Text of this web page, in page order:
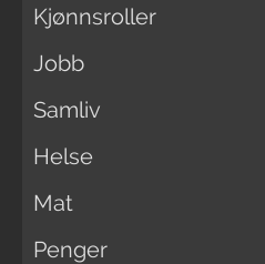
Kjønnsroller
Jobb
Samliv
Helse
Mat
Penger